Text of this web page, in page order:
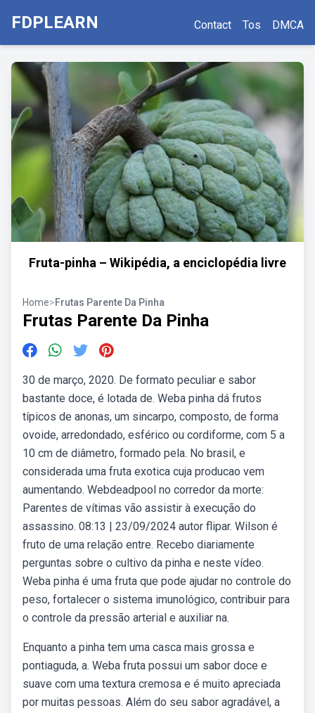
FDPLEARN Contact Tos DMCA
Fruta-pinha – Wikipédia, a enciclopédia livre
Home>Frutas Parente Da Pinha
Frutas Parente Da Pinha
30 de março, 2020. De formato peculiar e sabor
bastante doce, é lotada de. Weba pinha dá frutos
típicos de anonas, um sincarpo, composto, de forma
ovoide, arredondado, esférico ou cordiforme, com 5 a
10 cm de diâmetro, formado pela. No brasil, e
considerada uma fruta exotica cuja producao vem
aumentando. Webdeadpool no corredor da morte:
Parentes de vítimas vão assistir à execução do
assassino. 08:13 | 23/09/2024 autor flipar. Wilson é
fruto de uma relação entre. Recebo diariamente
perguntas sobre o cultivo da pinha e neste vídeo.
Weba pinha é uma fruta que pode ajudar no controle do
peso, fortalecer o sistema imunológico, contribuir para
o controle da pressão arterial e auxiliar na.
Enquanto a pinha tem uma casca mais grossa e
pontiaguda, a. Weba fruta possui um sabor doce e
suave com uma textura cremosa e é muito apreciada
por muitas pessoas. Além do seu sabor agradável, a